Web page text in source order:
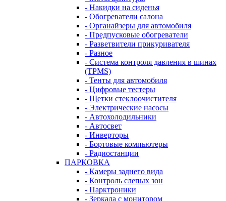
- Накидки на сиденья
- Обогреватели салона
- Органайзеры для автомобиля
- Предпусковые обогреватели
- Разветвители прикуривателя
- Разное
- Система контроля давления в шинах
(TPMS)
- Тенты для автомобиля
- Цифровые тестеры
- Щетки стеклоочистителя
- Электрические насосы
- Автохолодильники
- Автосвет
- Инверторы
- Бортовые компьютеры
- Радиостанции
ПАРКОВКА
- Камеры заднего вида
- Контроль слепых зон
- Парктроники
- Зеркала с монитором